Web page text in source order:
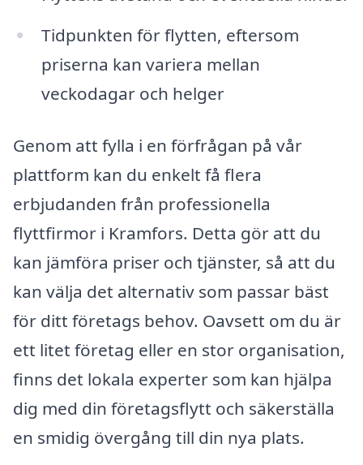
Tidpunkten för flytten, eftersom
priserna kan variera mellan
veckodagar och helger
Genom att fylla i en förfrågan på vår
plattform kan du enkelt få flera
erbjudanden från professionella
flyttfirmor i Kramfors. Detta gör att du
kan jämföra priser och tjänster, så att du
kan välja det alternativ som passar bäst
för ditt företags behov. Oavsett om du är
ett litet företag eller en stor organisation,
finns det lokala experter som kan hjälpa
dig med din företagsflytt och säkerställa
en smidig övergång till din nya plats.